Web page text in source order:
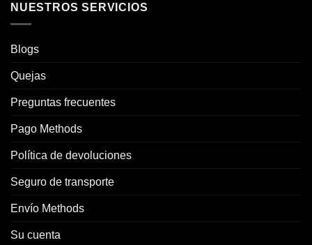
NUESTROS SERVICIOS
Blogs
Quejas
Preguntas frecuentes
Pago Methods
Política de devoluciones
Seguro de transporte
Envío Methods
Su cuenta